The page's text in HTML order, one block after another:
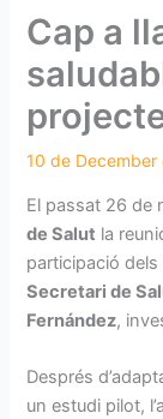
Cap a
El passat 26 de
de Salut la
participació
Secretari de
Fernández,
Després
un estudi pilot,